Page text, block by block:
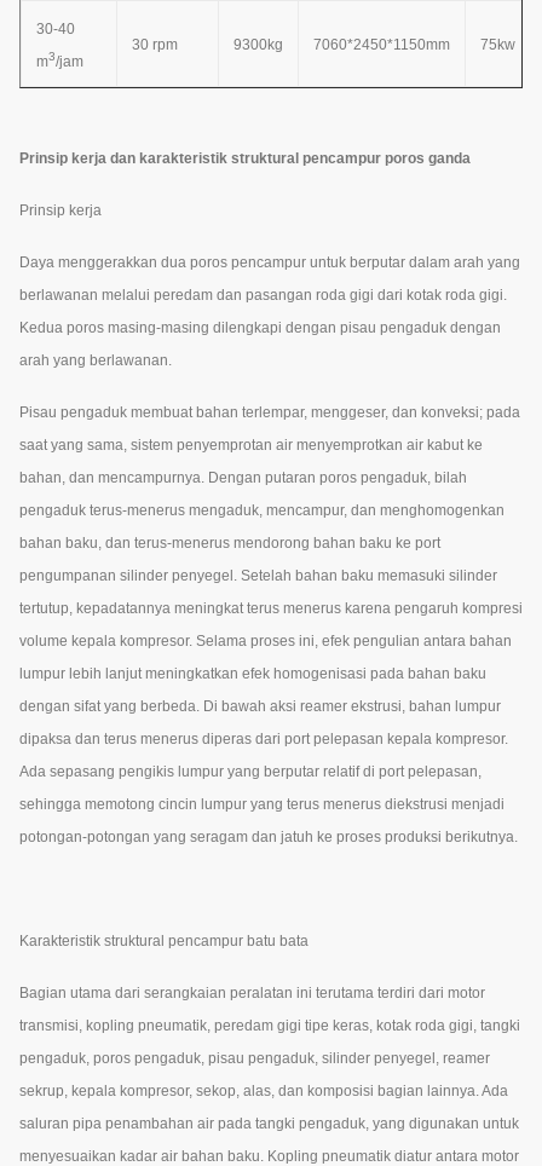
30-40
m3/jam
30 rpm 9300kg 7060*2450*1150mm 75kw
Prinsip kerja dan karakteristik struktural pencampur poros ganda
Prinsip kerja
Daya menggerakkan dua poros pencampur untuk berputar dalam arah yang
berlawanan melalui peredam dan pasangan roda gigi dari kotak roda gigi.
Kedua poros masing-masing dilengkapi dengan pisau pengaduk dengan
arah yang berlawanan.
Pisau pengaduk membuat bahan terlempar, menggeser, dan konveksi; pada
saat yang sama, sistem penyemprotan air menyemprotkan air kabut ke
bahan, dan mencampurnya. Dengan putaran poros pengaduk, bilah
pengaduk terus-menerus mengaduk, mencampur, dan menghomogenkan
bahan baku, dan terus-menerus mendorong bahan baku ke port
pengumpanan silinder penyegel. Setelah bahan baku memasuki silinder
tertutup, kepadatannya meningkat terus menerus karena pengaruh kompresi
volume kepala kompresor. Selama proses ini, efek pengulian antara bahan
lumpur lebih lanjut meningkatkan efek homogenisasi pada bahan baku
dengan sifat yang berbeda. Di bawah aksi reamer ekstrusi, bahan lumpur
dipaksa dan terus menerus diperas dari port pelepasan kepala kompresor.
Ada sepasang pengikis lumpur yang berputar relatif di port pelepasan,
sehingga memotong cincin lumpur yang terus menerus diekstrusi menjadi
potongan-potongan yang seragam dan jatuh ke proses produksi berikutnya.
Karakteristik struktural pencampur batu bata
Bagian utama dari serangkaian peralatan ini terutama terdiri dari motor
transmisi, kopling pneumatik, peredam gigi tipe keras, kotak roda gigi, tangki
pengaduk, poros pengaduk, pisau pengaduk, silinder penyegel, reamer
sekrup, kepala kompresor, sekop, alas, dan komposisi bagian lainnya. Ada
saluran pipa penambahan air pada tangki pengaduk, yang digunakan untuk
menyesuaikan kadar air bahan baku. Kopling pneumatik diatur antara motor